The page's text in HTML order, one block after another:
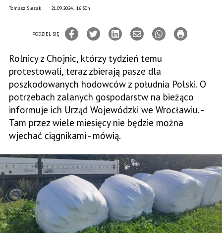
21.09.2024., 16:30h
Tomasz Slezak
PODZIEL SIĘ
Rolnicy z Chojnic, którzy tydzień temu
protestowali, teraz zbierają pasze dla
poszkodowanych hodowców z południa Polski. O
potrzebach zalanych gospodarstw na bieżąco
informuje ich Urząd Wojewódzki we Wrocławiu. -
Tam przez wiele miesięcy nie będzie można
wjechać ciągnikami - mówią.